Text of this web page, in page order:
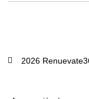
2026